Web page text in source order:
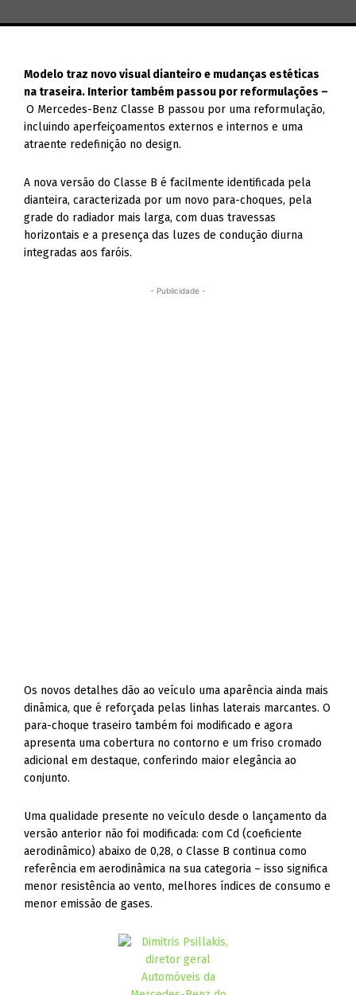
Modelo traz novo visual dianteiro e mudanças estéticas
na traseira. Interior também passou por reformulações –
O Mercedes-Benz Classe B passou por uma reformulação,
incluindo aperfeiçoamentos externos e internos e uma
atraente redefinição no design.
A nova versão do Classe B é facilmente identificada pela
dianteira, caracterizada por um novo para-choques, pela
grade do radiador mais larga, com duas travessas
horizontais e a presença das luzes de condução diurna
integradas aos faróis.
- Publicidade -
Os novos detalhes dão ao veículo uma aparência ainda mais
dinâmica, que é reforçada pelas linhas laterais marcantes. O
para-choque traseiro também foi modificado e agora
apresenta uma cobertura no contorno e um friso cromado
adicional em destaque, conferindo maior elegância ao
conjunto.
Uma qualidade presente no veículo desde o lançamento da
versão anterior não foi modificada: com Cd (coeficiente
aerodinâmico) abaixo de 0,28, o Classe B continua como
referência em aerodinâmica na sua categoria – isso significa
menor resistência ao vento, melhores índices de consumo e
menor emissão de gases.